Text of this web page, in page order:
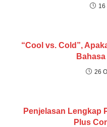
16
“Cool vs. Cold”,
26
Penjelasan Lengkap
Plus